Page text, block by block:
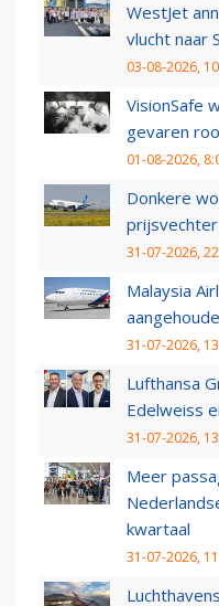
WestJet
vlucht naar
03-08-2026,
VisionSafe
gevaren
01-08-2026,
Donkere
31-07-2026,
Malaysia
31-07-2026,
Lufthansa
Edelweiss
31-07-2026,
Meer
kwartaal
31-07-2026,